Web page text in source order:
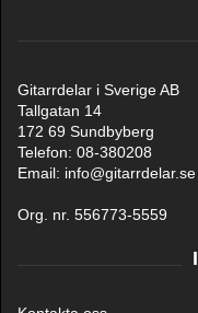
Gitarrdelar i Sverige AB
Tallgatan 14
172 69 Sundbyberg
Telefon: 08-380208
Email: info@gitarrdelar.se
Org. nr. 556773-5559